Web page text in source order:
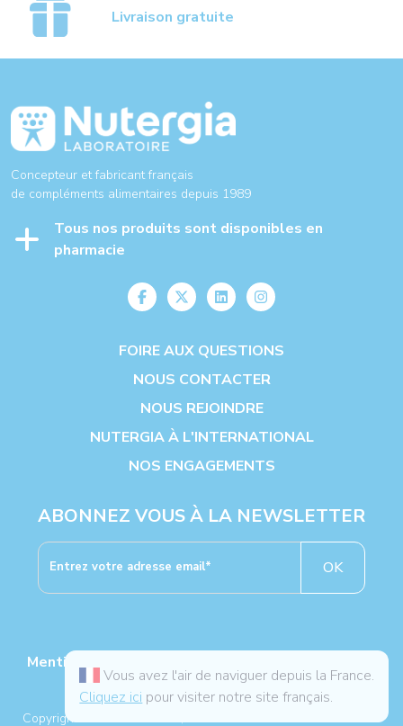
Livraison gratuite
Vous avez l'air de naviguer depuis la France.
Cliquez ici pour visiter notre site français.
Concepteur et fabricant français
de compléments alimentaires depuis 1989
Tous nos produits sont disponibles en
pharmacie
FOIRE AUX QUESTIONS
NOUS CONTACTER
NOUS REJOINDRE
NUTERGIA À L'INTERNATIONAL
NOS ENGAGEMENTS
ABONNEZ VOUS À LA NEWSLETTER
OK
Mentions légales
données | Cookies | CGV
Copyright NUTERGIA Plan du site